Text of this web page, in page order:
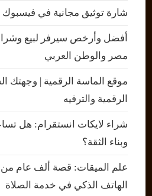
شارة توثيق مجانية في فيسبوك Facebook Verified
أفضل وأرخص سيرفر لبيع
مصر والوطن العربي
موقع الماسة الرقمية | وجهتك
الرقمية والترفيه
شراء لايكات انستقرام: هل
وبناء الثقة؟
علم الميقات: قصة ألف عام
الهاتف الذكي في خدمة الصلاة